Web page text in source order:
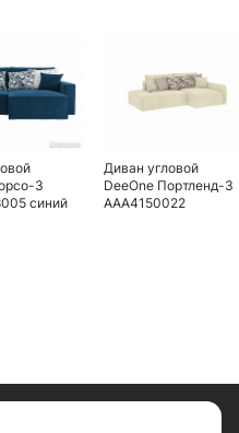
3
синий
Диван угловой
DeeOne Портленд-3
AAA4150022